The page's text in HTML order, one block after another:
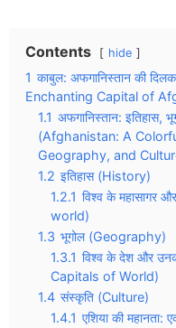
Contents hide
1 काबुल: अफगानिस्तान की
Enchanting Capital of
1.1 अफगानिस्तान: इतिहास,
(Afghanistan: A
Geography, and
1.2 इतिहास (History)
1.2.1 विश्व के महासागर
world)
1.3 भूगोल (Geography)
1.3.1 विश्व के देश और
Capitals of World)
1.4 संस्कृति (Culture)
1.4.1 एशिया की महानता: